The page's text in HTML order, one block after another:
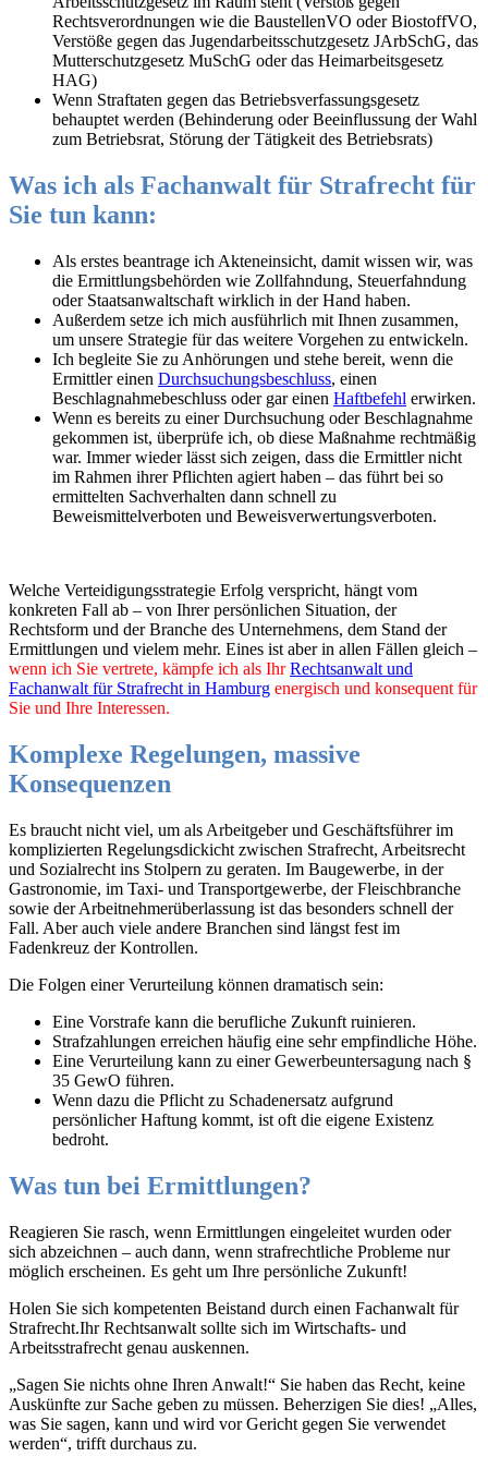
Rechtsverordnungen wie die BaustellenVO oder BiostoffVO,
Verstöße gegen das Jugendarbeitsschutzgesetz JArbSchG, das
Mutterschutzgesetz MuSchG oder das Heimarbeitsgesetz
HAG)
Wenn Straftaten gegen das Betriebsverfassungsgesetz
behauptet werden (Behinderung oder Beeinflussung der Wahl
zum Betriebsrat, Störung der Tätigkeit des Betriebsrats)
Was ich als Fachanwalt für Strafrecht für
Sie tun kann:
Als erstes beantrage ich Akteneinsicht, damit wissen wir, was
die Ermittlungsbehörden wie Zollfahndung, Steuerfahndung
oder Staatsanwaltschaft wirklich in der Hand haben.
Außerdem setze ich mich ausführlich mit Ihnen zusammen,
um unsere Strategie für das weitere Vorgehen zu entwickeln.
Ich begleite Sie zu Anhörungen und stehe bereit, wenn die
Ermittler einen Durchsuchungsbeschluss, einen
Beschlagnahmebeschluss oder gar einen Haftbefehl erwirken.
Wenn es bereits zu einer Durchsuchung oder Beschlagnahme
gekommen ist, überprüfe ich, ob diese Maßnahme rechtmäßig
war. Immer wieder lässt sich zeigen, dass die Ermittler nicht
im Rahmen ihrer Pflichten agiert haben – das führt bei so
ermittelten Sachverhalten dann schnell zu
Beweismittelverboten und Beweisverwertungsverboten.
Welche Verteidigungsstrategie Erfolg verspricht, hängt vom
konkreten Fall ab – von Ihrer persönlichen Situation, der
Rechtsform und der Branche des Unternehmens, dem Stand der
Ermittlungen und vielem mehr. Eines ist aber in allen Fällen gleich –
wenn ich Sie vertrete, kämpfe ich als IhrRechtsanwalt und
Fachanwalt für Strafrecht in Hamburg energisch und konsequent für
Sie und Ihre Interessen.
Komplexe Regelungen, massive
Konsequenzen
Es braucht nicht viel, um als Arbeitgeber und Geschäftsführer im
komplizierten Regelungsdickicht zwischen Strafrecht, Arbeitsrecht
und Sozialrecht ins Stolpern zu geraten. Im Baugewerbe, in der
Gastronomie, im Taxi- und Transportgewerbe, der Fleischbranche
sowie der Arbeitnehmerüberlassung ist das besonders schnell der
Fall. Aber auch viele andere Branchen sind längst fest im
Fadenkreuz der Kontrollen.
Die Folgen einer Verurteilung können dramatisch sein:
Eine Vorstrafe kann die berufliche Zukunft ruinieren.
Strafzahlungen erreichen häufig eine sehr empfindliche Höhe.
Eine Verurteilung kann zu einer Gewerbeuntersagung nach §
35 GewO führen.
Wenn dazu die Pflicht zu Schadenersatz aufgrund
persönlicher Haftung kommt, ist oft die eigene Existenz
bedroht.
Was tun bei Ermittlungen?
Reagieren Sie rasch, wenn Ermittlungen eingeleitet wurden oder
sich abzeichnen – auch dann, wenn strafrechtliche Probleme nur
möglich erscheinen. Es geht um Ihre persönliche Zukunft!
Holen Sie sich kompetenten Beistand durch einen Fachanwalt für
Strafrecht.Ihr Rechtsanwalt sollte sich im Wirtschafts- und
Arbeitsstrafrecht genau auskennen.
„Sagen Sie nichts ohne Ihren Anwalt!“ Sie haben das Recht, keine
Auskünfte zur Sache geben zu müssen. Beherzigen Sie dies! „Alles,
was Sie sagen, kann und wird vor Gericht gegen Sie verwendet
werden“, trifft durchaus zu.